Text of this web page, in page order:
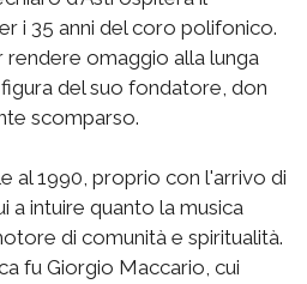
i 35 anni del coro polifonico.
rendere omaggio alla lunga
del suo fondatore, don
scomparso.
al 1990, proprio con l'arrivo di
a intuire quanto la musica
di comunità e spiritualità.
fu Giorgio Maccario, cui